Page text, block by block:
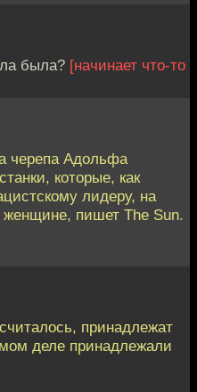
была? [начинает что-то
черепа Адольфа
которые, как
лидеру, на
пишет The Sun.
принадлежат
деле принадлежали